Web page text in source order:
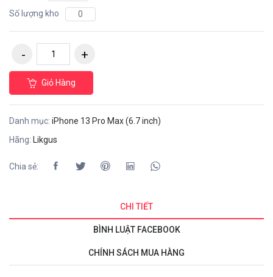
Số lượng kho
0
Giỏ Hàng
Danh mục: iPhone 13 Pro Max (6.7 inch)
Hãng: Likgus
Chia sẻ:
CHI TIẾT
BÌNH LUẬT FACEBOOK
CHÍNH SÁCH MUA HÀNG